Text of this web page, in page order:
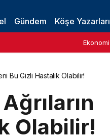
Gündem Köşe Yazarları
Ekonomi
Bu Gizli Hastalık Olabilir!
Olabilir!